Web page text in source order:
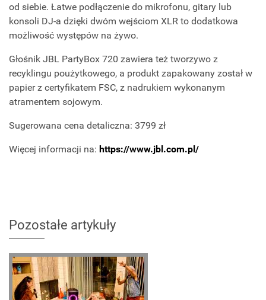
od siebie. Łatwe podłączenie do mikrofonu, gitary lub
konsoli DJ-a dzięki dwóm wejściom XLR to dodatkowa
możliwość występów na żywo.
Głośnik JBL PartyBox 720 zawiera też tworzywo z
recyklingu poużytkowego, a produkt zapakowany został w
papier z certyfikatem FSC, z nadrukiem wykonanym
atramentem sojowym.
Sugerowana cena detaliczna: 3799 zł
Więcej informacji na: https://www.jbl.com.pl/
Pozostałe artykuły